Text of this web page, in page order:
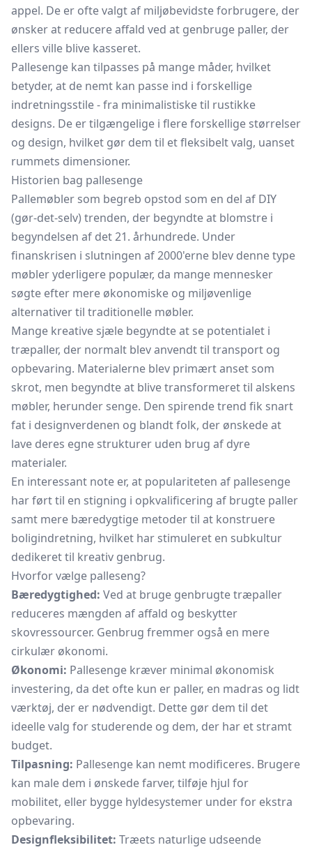
appel. De er ofte valgt af miljøbevidste forbrugere, der
ønsker at reducere affald ved at genbruge paller, der
ellers ville blive kasseret.
Pallesenge kan tilpasses på mange måder, hvilket
betyder, at de nemt kan passe ind i forskellige
indretningsstile - fra minimalistiske til rustikke
designs. De er tilgængelige i flere forskellige størrelser
og design, hvilket gør dem til et fleksibelt valg, uanset
rummets dimensioner.
Historien bag pallesenge
Pallemøbler som begreb opstod som en del af DIY
(gør-det-selv) trenden, der begyndte at blomstre i
begyndelsen af det 21. århundrede. Under
finanskrisen i slutningen af 2000'erne blev denne type
møbler yderligere populær, da mange mennesker
søgte efter mere økonomiske og miljøvenlige
alternativer til traditionelle møbler.
Mange kreative sjæle begyndte at se potentialet i
træpaller, der normalt blev anvendt til transport og
opbevaring. Materialerne blev primært anset som
skrot, men begyndte at blive transformeret til alskens
møbler, herunder senge. Den spirende trend fik snart
fat i designverdenen og blandt folk, der ønskede at
lave deres egne strukturer uden brug af dyre
materialer.
En interessant note er, at populariteten af pallesenge
har ført til en stigning i opkvalificering af brugte paller
samt mere bæredygtige metoder til at konstruere
boligindretning, hvilket har stimuleret en subkultur
dedikeret til kreativ genbrug.
Hvorfor vælge palleseng?
Bæredygtighed: Ved at bruge genbrugte træpaller
reduceres mængden af affald og beskytter
skovressourcer. Genbrug fremmer også en mere
cirkulær økonomi.
Økonomi: Pallesenge kræver minimal økonomisk
investering, da det ofte kun er paller, en madras og lidt
værktøj, der er nødvendigt. Dette gør dem til det
ideelle valg for studerende og dem, der har et stramt
budget.
Tilpasning: Pallesenge kan nemt modificeres. Brugere
kan male dem i ønskede farver, tilføje hjul for
mobilitet, eller bygge hyldesystemer under for ekstra
opbevaring.
Designfleksibilitet: Træets naturlige udseende